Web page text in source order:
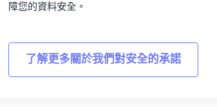
障您的資料安全。
了解更多關於我們對安全的承諾